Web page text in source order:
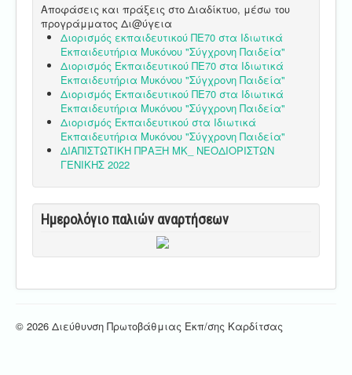
Αποφάσεις και πράξεις στο Διαδίκτυο, μέσω του
προγράμματος Δι@ύγεια
Διορισμός εκπαιδευτικού ΠΕ70 στα Ιδιωτικά
Εκπαιδευτήρια Μυκόνου "Σύγχρονη Παιδεία"
Διορισμός Εκπαιδευτικού ΠΕ70 στα Ιδιωτικά
Εκπαιδευτήρια Μυκόνου "Σύγχρονη Παιδεία"
Διορισμός Εκπαιδευτικού ΠΕ70 στα Ιδιωτικά
Εκπαιδευτήρια Μυκόνου "Σύγχρονη Παιδεία"
Διορισμός Εκπαιδευτικού στα Ιδιωτικά
Εκπαιδευτήρια Μυκόνου "Σύγχρονη Παιδεία"
ΔΙΑΠΙΣΤΩΤΙΚΗ ΠΡΑΞΗ ΜΚ_ ΝΕΟΔΙΟΡΙΣΤΩΝ
ΓΕΝΙΚΗΣ 2022
Ημερολόγιο παλιών αναρτήσεων
© 2026 Διεύθυνση Πρωτοβάθμιας Εκπ/σης Καρδίτσας